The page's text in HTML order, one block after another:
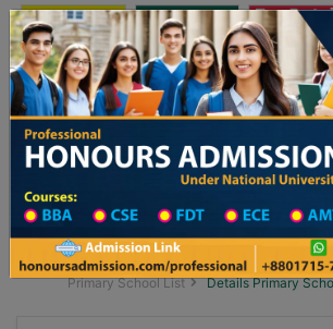
Toggle navigation অনার্স ভর্তি
Updates
২৬ শিক্ষাবর্ষের ১ম বর্ষের ভর্তি আবেদন বিজ্ঞপ্তি ঢাকা
Primary School District Wise
Primary
Primary School List
Details Primary